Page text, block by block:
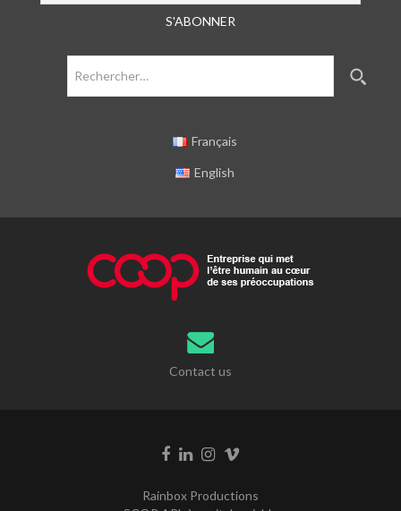
Français
English
Contact us
Rainbox Productions